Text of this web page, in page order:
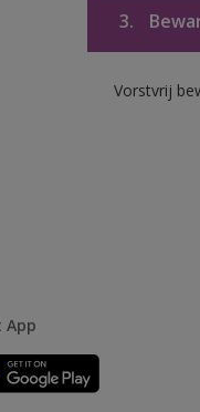
3.
Vorstvrij
App